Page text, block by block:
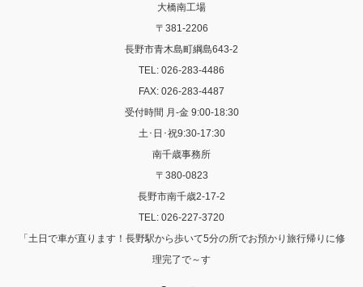
大橋南工場
〒381-2206
長野市青木島町綱島643-2
TEL: 026-283-4486
FAX: 026-283-4487
受付時間 月-金 9:00-18:30
土･日･祝9:30-17:30
南千歳事務所
〒380-0823
長野市南千歳2-17-2
TEL: 026-227-3720
「土日で車が直ります！長野駅から歩いて5分の所でお預かり旅行帰りに修
理完了で～す